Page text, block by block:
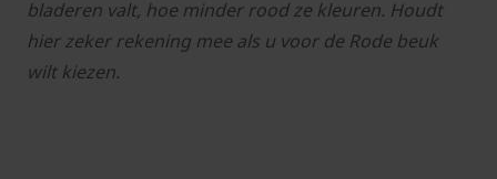
bladeren valt, hoe minder rood ze kleuren. Houdt
hier zeker rekening mee als u voor de Rode beuk
wilt kiezen.